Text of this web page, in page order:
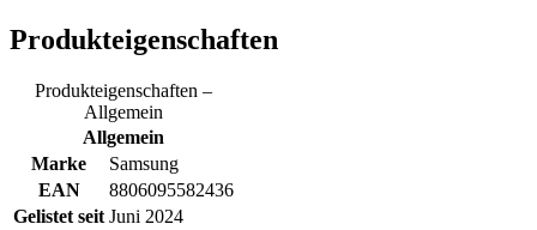
Produkteigenschaften
Produkteigenschaften –
Allgemein
Allgemein
Marke
Samsung
EAN
8806095582436
Gelistet seit Juni 2024